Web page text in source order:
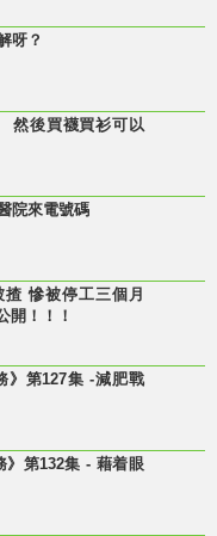
呀？
然後買襪買衫可以
院來電號碼
慘被停工三個月
開！！！
》第127集 -減肥戰
》第132集 - 藉着眼